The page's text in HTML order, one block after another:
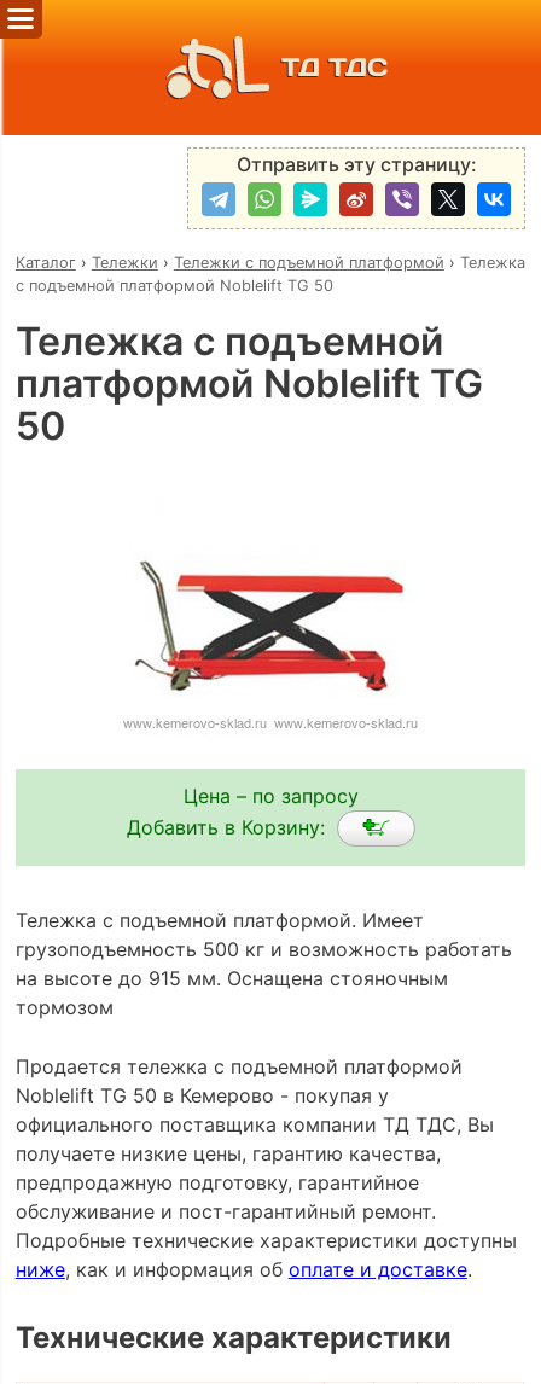
ТД ТДС
Отправить эту страницу:
Каталог› Тележки › Тележки с подъемной платформой › Тележка
с подъемной платформой Noblelift TG 50
Тележка с подъемной
платформой Noblelift TG
50
Цена – по запросу
Добавить в Корзину:
Тележка с подъемной платформой. Имеет
грузоподъемность 500 кг и возможность работать
на высоте до 915 мм. Оснащена стояночным
тормозом
Продается тележка с подъемной платформой
Noblelift TG 50 в Кемерово - покупая у
официального поставщика компании ТД ТДС, Вы
получаете низкие цены, гарантию качества,
предпродажную подготовку, гарантийное
обслуживание и пост-гарантийный ремонт.
Подробные технические характеристики доступны
ниже, как и информация об оплате и доставке.
Технические характеристики